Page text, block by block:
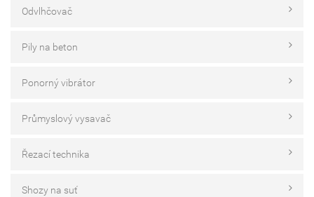
Odvlhčovač
Pily na beton
Ponorný vibrátor
Průmyslový vysavač
Řezací technika
Shozy na suť